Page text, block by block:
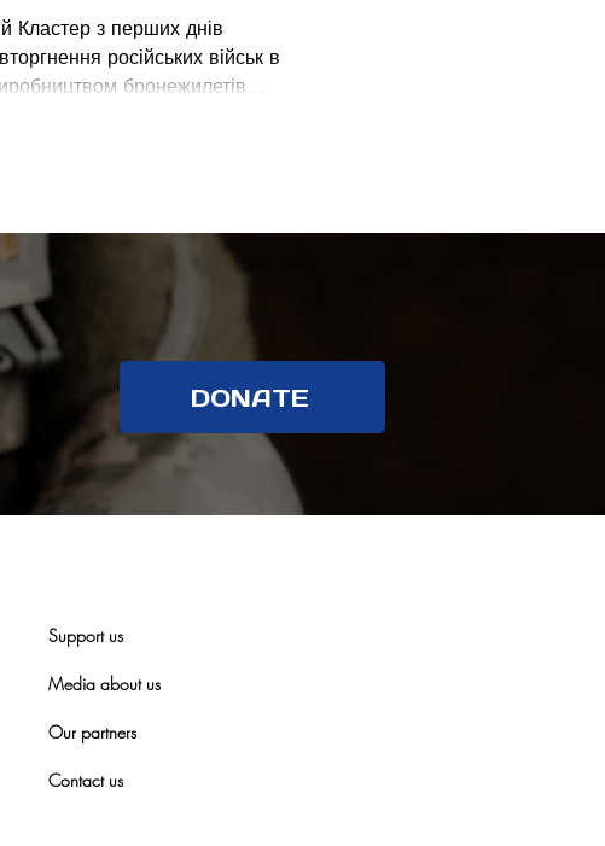
Кластер з перших днів
російських військ в
бронежилетів...
DONATE
Support us
Media about us
Our partners
Contact us